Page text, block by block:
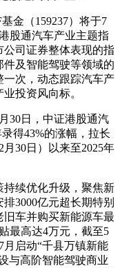
金（159237）将于7
股通汽车产业主题指
司证券整体表现的指
及智能驾驶等领域的
次，动态跟踪汽车产
投资风向标。
30日，中证港股通汽
得43%的涨幅，拉长
30日）以来至2025年
持续优化升级，聚焦新
3000亿元超长期特别
旧车并购买新能源车最
最高达4万元，截至5
月启动“千县万镇新能
与高阶智能驾驶商业